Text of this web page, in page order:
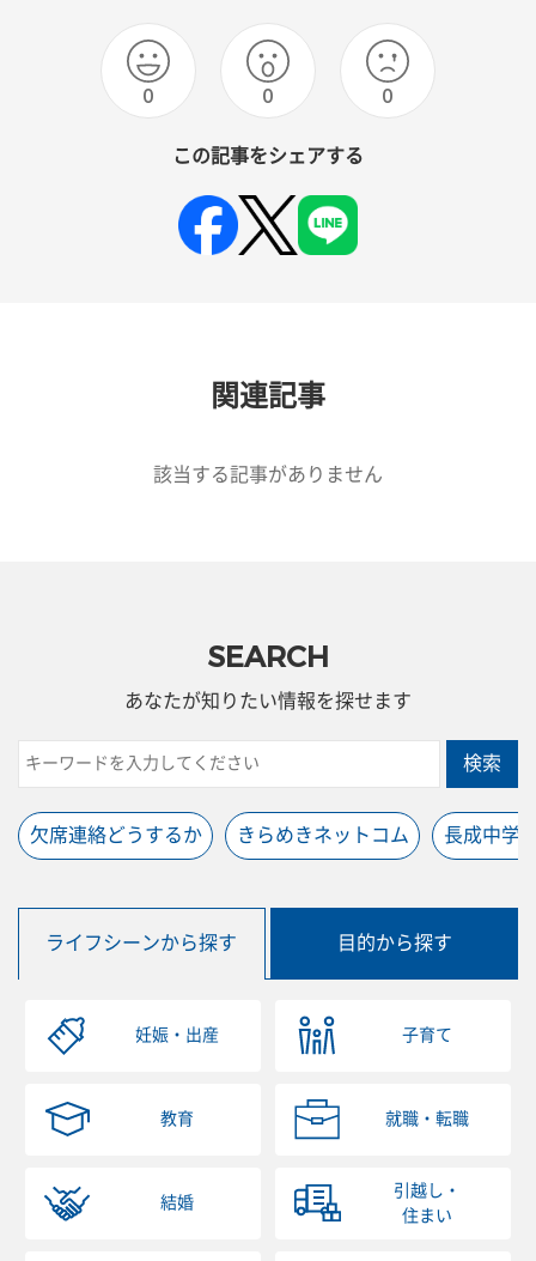
0 0 0
この記事をシェアする
関連記事
該当する記事がありません
SEARCH
あなたが知りたい情報を探せます
検索
欠席連絡どうするか きらめきネットコム 長成中学
ライフシーンから探す 目的から探す
妊娠・出産 子育て
教育 就職・転職
結婚
引越し・
住まい